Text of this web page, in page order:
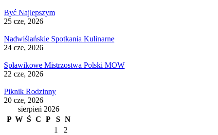
Być Najlepszym
25 cze, 2026
Nadwiślańskie Spotkania Kulinarne
24 cze, 2026
Spławikowe Mistrzostwa Polski MOW
22 cze, 2026
Piknik Rodzinny
20 cze, 2026
sierpień 2026
P W Ś C P S N
1
2